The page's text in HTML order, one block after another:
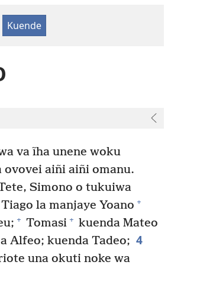
va ĩha unene woku
ovovei aiñi aiñi omanu.
Simono o tukuiwa
la manjaye Yoano +
+ Tomasi + kuenda Mateo
Alfeo; kuenda Tadeo; 4
una okuti noke wa